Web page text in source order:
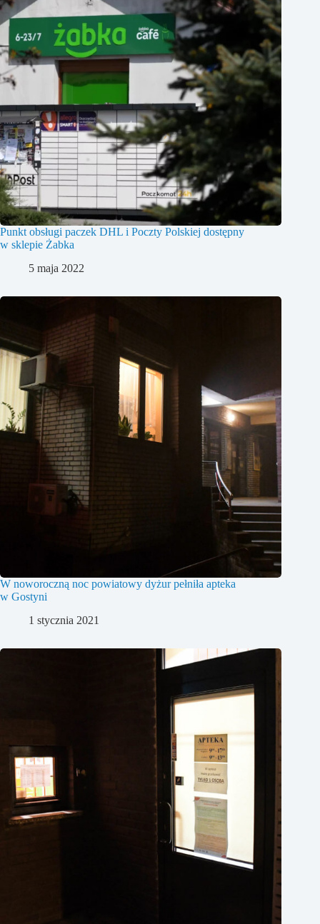
Punkt obsługi paczek DHL i Poczty Polskiej dostępny
w sklepie Żabka
5 maja 2022
W noworoczną noc powiatowy dyżur pełniła apteka
w Gostyni
1 stycznia 2021